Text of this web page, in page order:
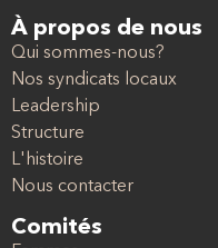
À propos de nous
Qui sommes-nous?
Nos syndicats locaux
Leadership
Structure
L'histoire
Nous contacter
Comités